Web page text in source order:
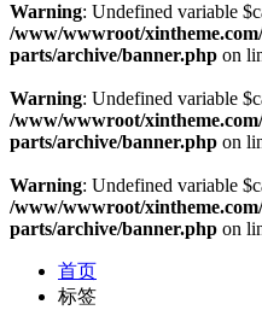
Warning: Undefined variable
/www/wwwroot/
parts/archive/banner.php on
Warning: Undefined variable
/www/wwwroot/
parts/archive/banner.php on
Warning: Undefined variable
/www/wwwroot/
parts/archive/banner.php on
首页
标签